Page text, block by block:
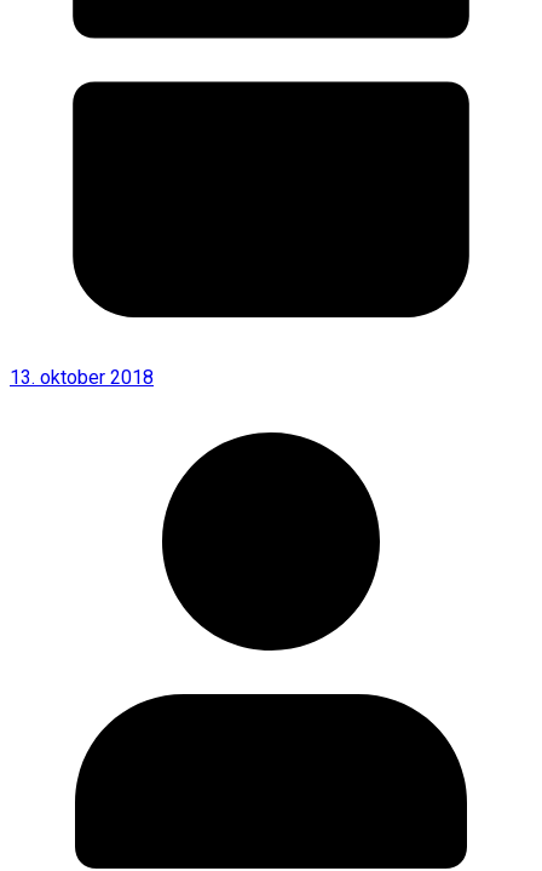
13. oktober 2018